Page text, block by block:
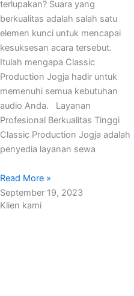
terlupakan? Suara yang
berkualitas adalah salah satu
elemen kunci untuk mencapai
kesuksesan acara tersebut.
Itulah mengapa Classic
Production Jogja hadir untuk
memenuhi semua kebutuhan
audio Anda. Layanan
Profesional Berkualitas Tinggi
Classic Production Jogja adalah
penyedia layanan sewa
Read More »
September 19, 2023
Klien kami